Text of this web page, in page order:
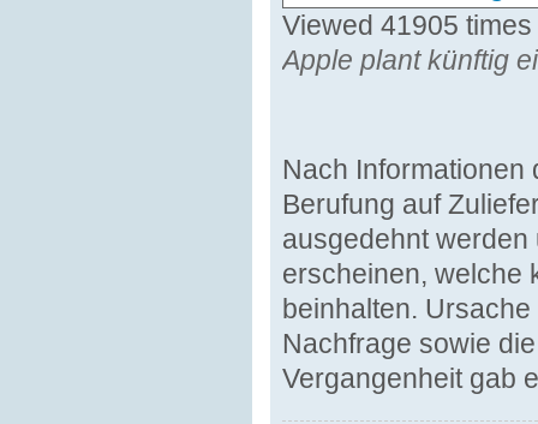
Viewed 41905 times
Apple plant künftig
Nach
Berufung auf
ausgedehnt
erscheinen, welche
beinhalten.
Nachfrage sowie
Vergangenheit gab